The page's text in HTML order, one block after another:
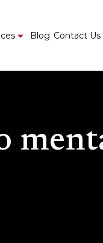
Blog Contact Us